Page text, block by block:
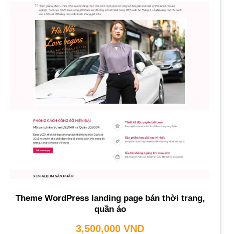
Theme WordPress landing page bán thời trang,
quần áo
3,500,000 VND